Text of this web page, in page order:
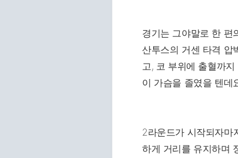
경기는 그야말로 한 편
산투스의 거센 타격 압
고, 코 부위에 출혈까
이 가슴을 졸였을 텐데
2라운드가 시작되자마
하게 거리를 유지하며